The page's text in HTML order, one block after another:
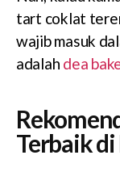
tart coklat
wajib masuk
adalah dea
Terbaik